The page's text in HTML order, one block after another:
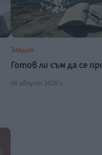
Заедно
Готов ли съм да се
06 август 2026 г.